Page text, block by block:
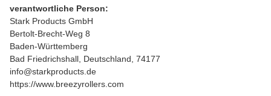
verantwortliche Person:
Stark Products GmbH
Bertolt-Brecht-Weg 8
Baden-Württemberg
Bad Friedrichshall, Deutschland, 74177
info@starkproducts.de
https://www.breezyrollers.com